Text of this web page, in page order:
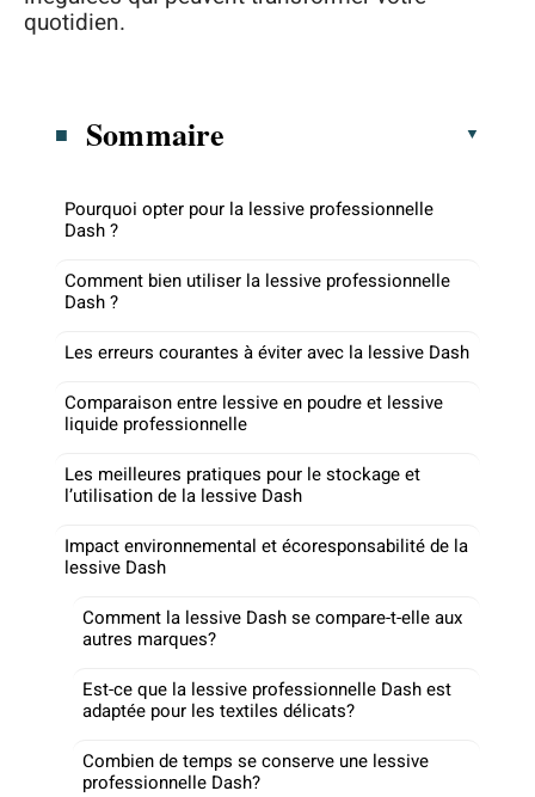
quotidien.
Sommaire
Pourquoi opter pour la lessive professionnelle
Dash ?
Comment bien utiliser la lessive professionnelle
Dash ?
Les erreurs courantes à éviter avec la lessive Dash
Comparaison entre lessive en poudre et lessive
liquide professionnelle
Les meilleures pratiques pour le stockage et
l’utilisation de la lessive Dash
Impact environnemental et écoresponsabilité de la
lessive Dash
Comment la lessive Dash se compare-t-elle aux
autres marques?
Est-ce que la lessive professionnelle Dash est
adaptée pour les textiles délicats?
Combien de temps se conserve une lessive
professionnelle Dash?